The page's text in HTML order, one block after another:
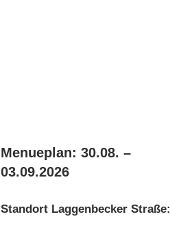
Menueplan: 30.08. –
03.09.2026
Standort Laggenbecker Straße: